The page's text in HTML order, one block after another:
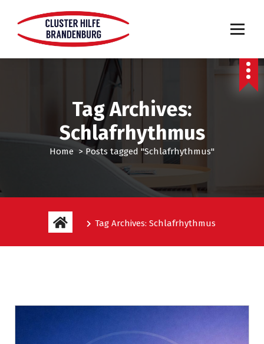
Tag Archives:
Schlafrhythmus
Home > Posts tagged "Schlafrhythmus"
Tag Archives: Schlafrhythmus